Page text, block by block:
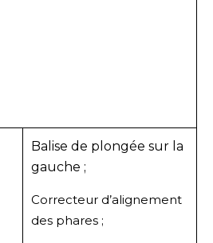
Balise de plongée sur la
gauche ;
Correcteur d’alignement
des phares ;